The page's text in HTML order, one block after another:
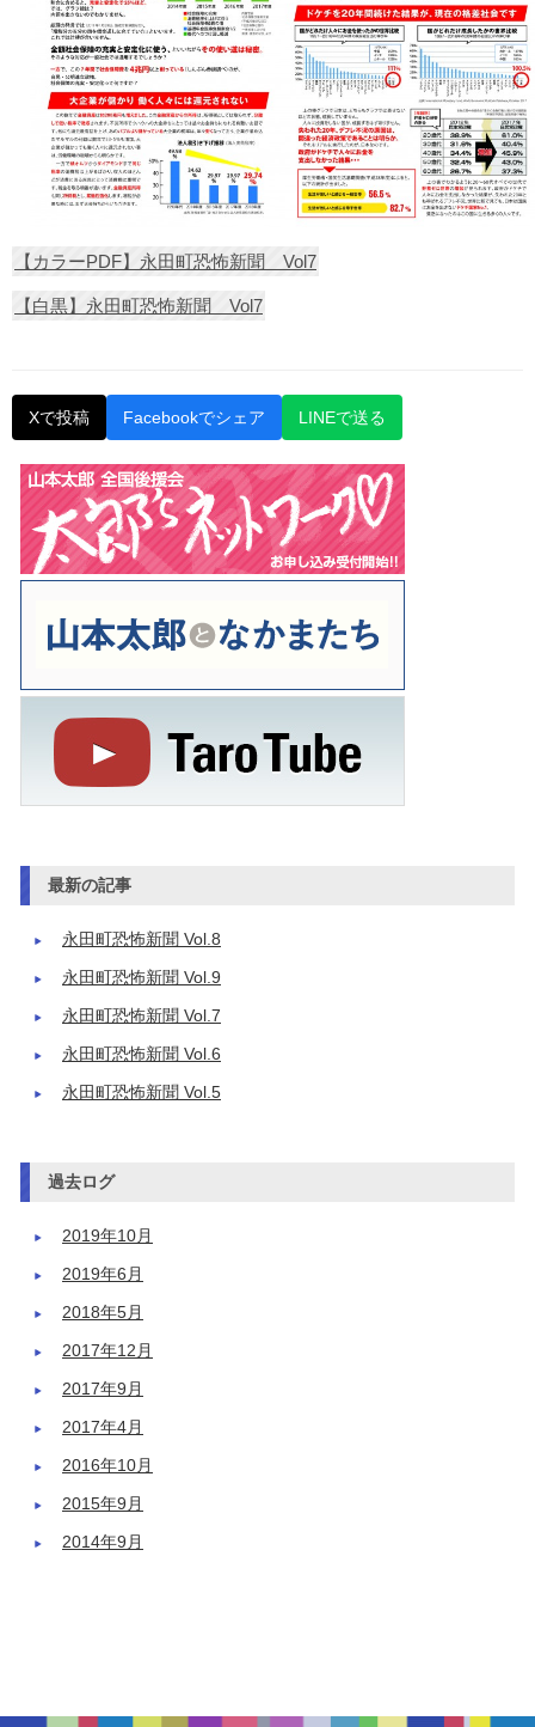
【カラーPDF】永田町恐怖新聞 Vol7
【白黒】永田町恐怖新聞 Vol7
Xで投稿 Facebookでシェア LINEで送る
最新の記事
永田町恐怖新聞 Vol.8
永田町恐怖新聞 Vol.9
永田町恐怖新聞 Vol.7
永田町恐怖新聞 Vol.6
永田町恐怖新聞 Vol.5
過去ログ
2019年10月
2019年6月
2018年5月
2017年12月
2017年9月
2017年4月
2016年10月
2015年9月
2014年9月